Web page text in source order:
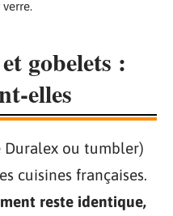
gobelets :
elles
Duralex ou tumbler)
cuisines françaises.
reste identique,